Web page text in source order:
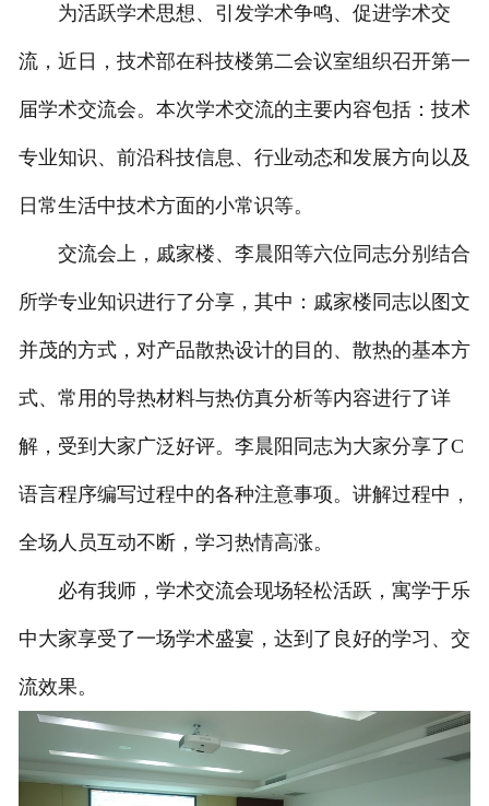
为活跃学术思想、引发学术争鸣、促进学术交
流，近日，技术部在科技楼第二会议室组织召开第一
届学术交流会。本次学术交流的主要内容包括：技术
专业知识、前沿科技信息、行业动态和发展方向以及
日常生活中技术方面的小常识等。
交流会上，戚家楼、李晨阳等六位同志分别结合
所学专业知识进行了分享，其中：戚家楼同志以图文
并茂的方式，对产品散热设计的目的、散热的基本方
式、常用的导热材料与热仿真分析等内容进行了详
解，受到大家广泛好评。李晨阳同志为大家分享了C
语言程序编写过程中的各种注意事项。讲解过程中，
全场人员互动不断，学习热情高涨。
必有我师，学术交流会现场轻松活跃，寓学于乐
中大家享受了一场学术盛宴，达到了良好的学习、交
流效果。